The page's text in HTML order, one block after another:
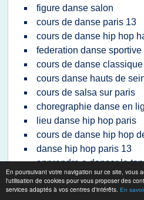
En poursuivant votre navigation sur ce site, vous
l'utilisation de cookies pour vous proposer des
services adaptés à vos centres d'intérêts. En
figure danse salon
cours de danse paris 13
cours de danse hip hop
federation danse sportive
cours de danse
cours danse hauts de
cours de salsa sur paris
choregraphie danse en
lieu danse hip hop paris
cours de danse hip hop
danse hip hop paris 13
apprendre a danser le
garcon danseur classique
cours de danse hip hop